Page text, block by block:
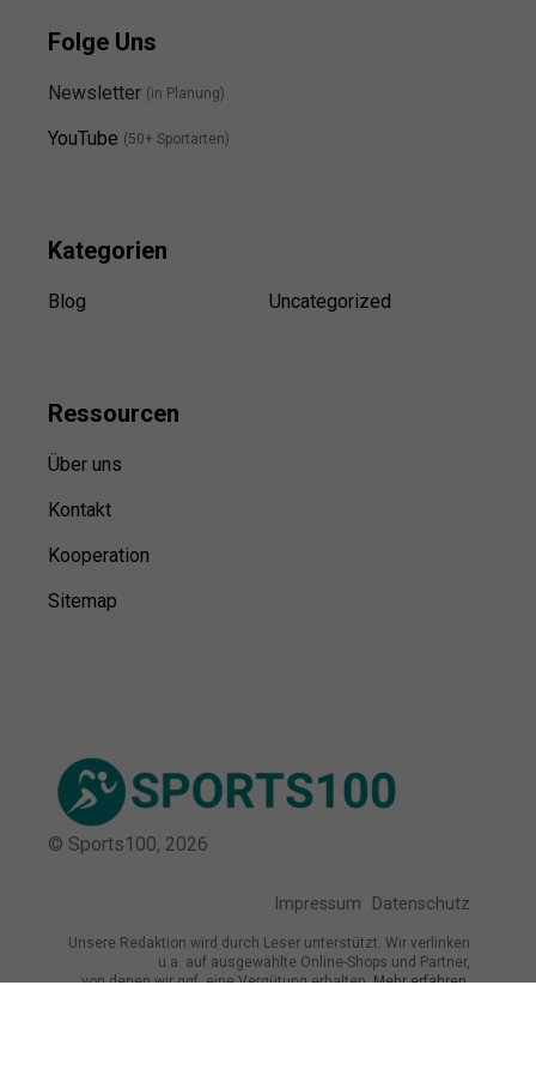
Folge Uns
Newsletter (in Planung)
YouTube (50+ Sportarten)
Kategorien
Blog Uncategorized
Ressourcen
Über uns
Kontakt
Kooperation
Sitemap
© Sports100, 2026
Impressum Datenschutz
Unsere Redaktion wird durch Leser unterstützt. Wir verlinken
u.a. auf ausgewählte Online-Shops und Partner,
von denen wir ggf. eine Vergütung erhalten.Mehr erfahren.